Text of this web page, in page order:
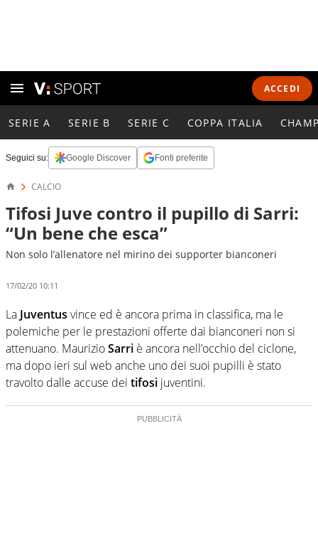
ACCEDI
SERIE A SERIE B SERIE C COPPA ITALIA
Seguici su: Google Discover Fonti preferite
CALCIO
Tifosi Juve contro il pupillo di Sarri:
“Un bene che esca”
Non solo l’allenatore nel mirino dei supporter bianconeri
17/02/20 10:11
La Juventus vince ed è ancora prima in classifica, ma le
polemiche per le prestazioni offerte dai bianconeri non si
attenuano. MaurizioSarri è ancora nell’occhio del ciclone,
ma dopo ieri sul web anche uno dei suoi pupilli è stato
travolto dalle accuse dei tifosi juventini.